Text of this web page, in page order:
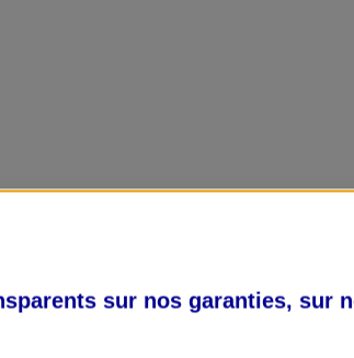
sur nos garanties, sur